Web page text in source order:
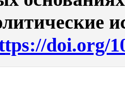
doi.org/